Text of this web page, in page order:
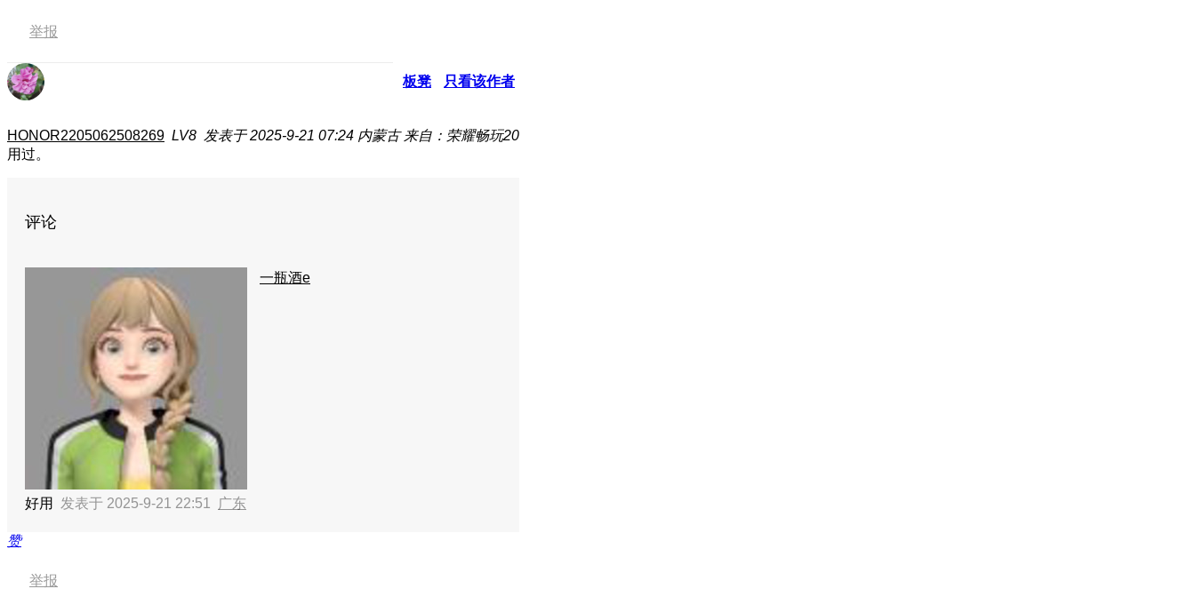
举报
板凳 只看该作者
HONOR2205062508269 LV8 发表于 2025-9-21 07:24 内蒙古 来自：荣耀畅玩20
用过。
评论
一瓶酒e
好用 发表于 2025-9-21 22:51 广东
赞
举报